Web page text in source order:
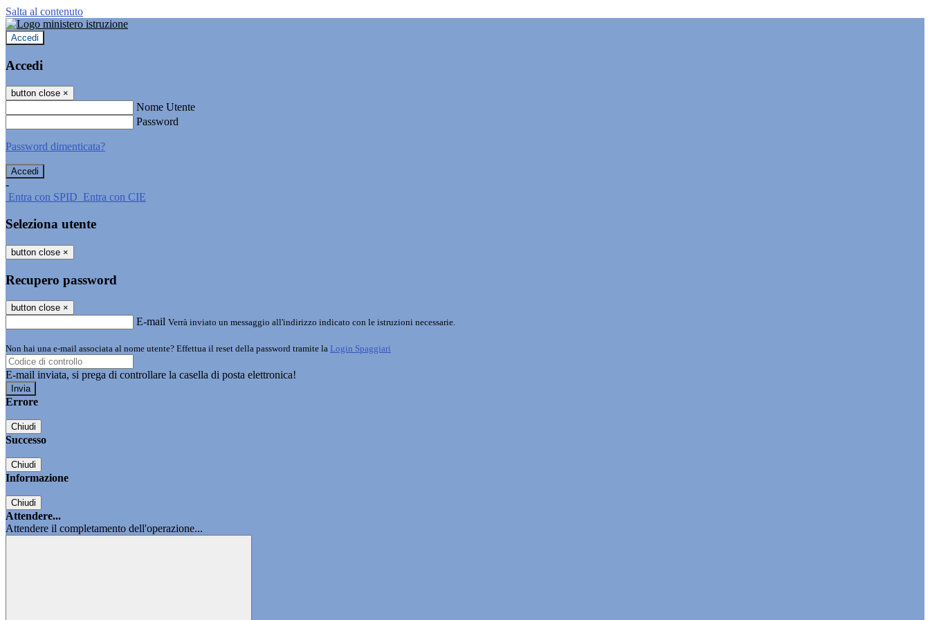
Salta al contenuto
Accedi
Accedi
button close ×
Nome Utente
Password
Password dimenticata?
-
Entra con SPID Entra con CIE
Seleziona utente
button close ×
Recupero password
button close ×
E-mail Verrà inviato un messaggio all'indirizzo indicato con le istruzioni necessarie.
Non hai una e-mail associata al nome utente? Effettua il reset della password tramite la Login Spaggiari
E-mail inviata, si prega di controllare la casella di posta elettronica!
Errore
Chiudi
Successo
Chiudi
Informazione
Chiudi
Attendere...
Attendere il completamento dell'operazione...